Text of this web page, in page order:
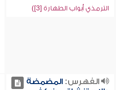
الترمذي أبواب الطهارة [3])
الفهرس:المضمضة